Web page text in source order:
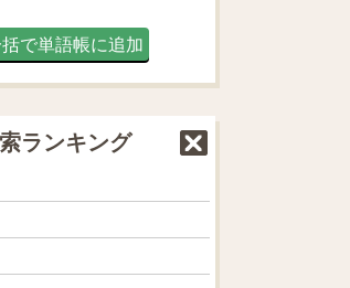
で単語帳に追加
ランキング